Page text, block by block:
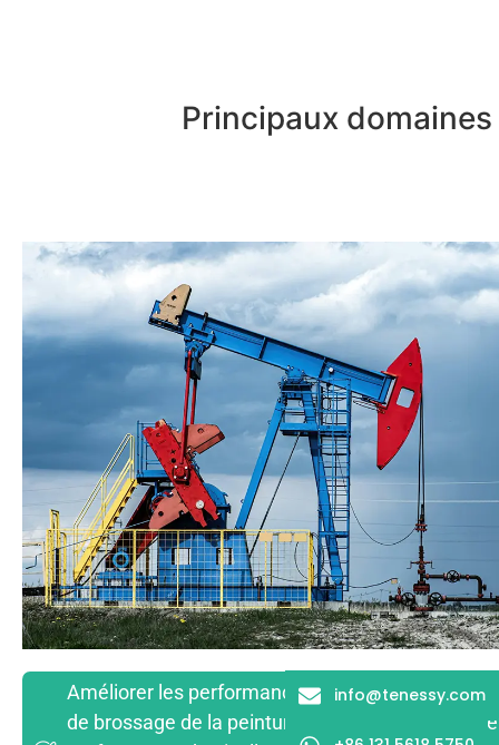
Principaux
Améliorer les performances de construction :
de brossage de la peinture pour pierre véritable
info@tenessy.com